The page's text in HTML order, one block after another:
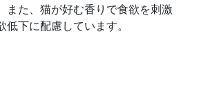
また、猫が好む香りで食欲を刺激
低下に配慮しています。